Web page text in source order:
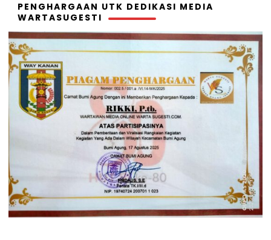
PENGHARGAAN UTK DEDIKASI MEDIA
WARTASUGESTI